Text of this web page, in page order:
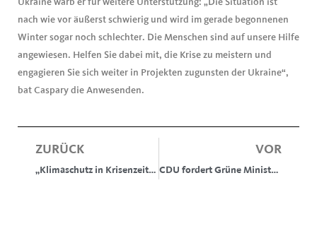
nach wie vor äußerst schwierig und wird im gerade begonnenen
Winter sogar noch schlechter. Die Menschen sind auf unsere Hilfe
angewiesen. Helfen Sie dabei mit, die Krise zu meistern und
engagieren Sie sich weiter in Projekten zugunsten der Ukraine“,
bat Caspary die Anwesenden.
ZURÜCK
„Klimaschutz in Krisenzeiten“ – CDU-Vize spricht in Lindenhöfer Lanz-Kapelle
VOR
CDU fordert Grüne Minister im Land zum Handeln auf